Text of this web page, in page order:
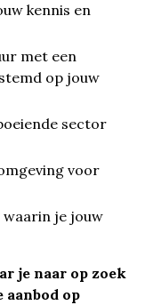
kennis en
met een
op jouw
sector
voor
je jouw
je naar op zoek
aanbod op